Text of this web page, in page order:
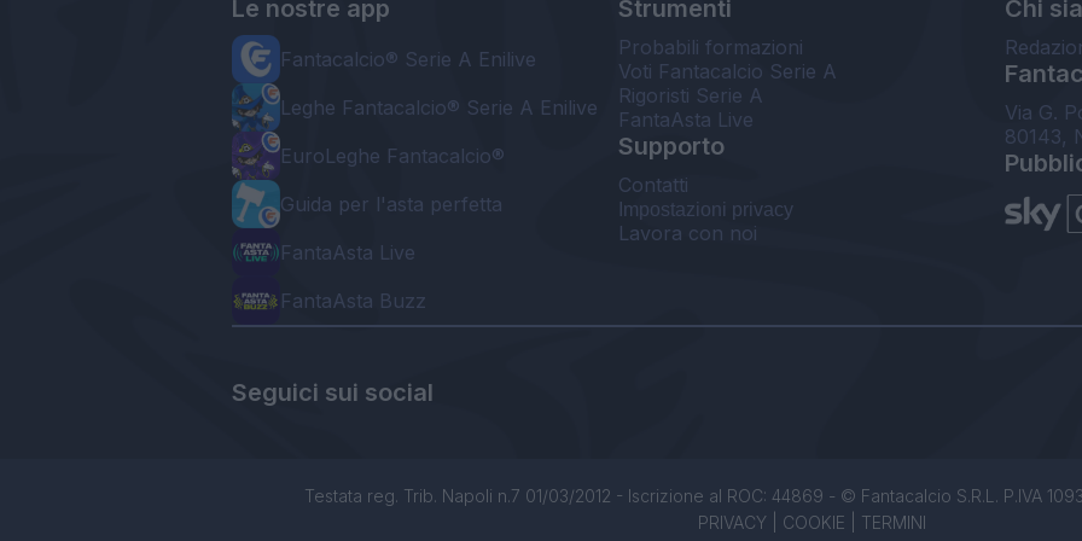
Le nostre app
Fantacalcio® Serie A Enilive
Leghe Fantacalcio® Serie A Enilive
EuroLeghe Fantacalcio®
Guida per l'asta perfetta
FantaAsta Live
FantaAsta Buzz
Strumenti
Probabili formazioni
Voti Fantacalcio Serie A
Rigoristi Serie A
FantaAsta Live
Supporto
Contatti
Impostazioni privacy
Lavora con noi
Chi
Via G.
80143,
Seguici sui social
Testata reg. Trib. Napoli n.7 01/03/2012 - Iscrizione al ROC: 44869 - © Fantacalcio S.R.L. P.IVA
PRIVACY| COOKIE TERMINI